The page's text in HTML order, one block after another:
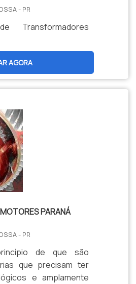
- PR
Transformadores
AGORA
PARANÁ
- PR
de que são
que precisam ter
e amplamente